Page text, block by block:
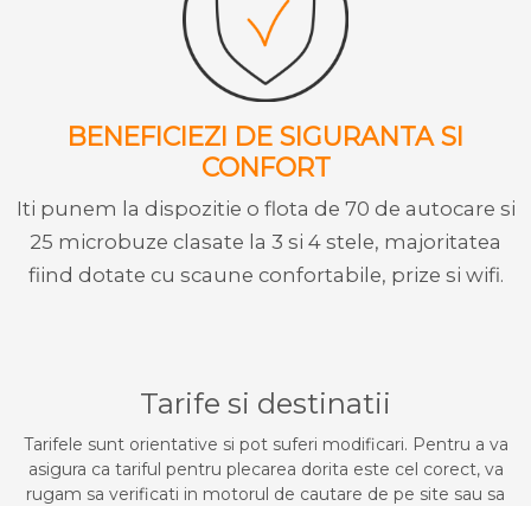
BENEFICIEZI DE SIGURANTA SI
CONFORT
Iti punem la dispozitie o flota de 70 de autocare si
25 microbuze clasate la 3 si 4 stele, majoritatea
fiind dotate cu scaune confortabile, prize si wifi.
Tarife si destinatii
Tarifele sunt orientative si pot suferi modificari. Pentru a va
asigura ca tariful pentru plecarea dorita este cel corect, va
rugam sa verificati in motorul de cautare de pe site sau sa